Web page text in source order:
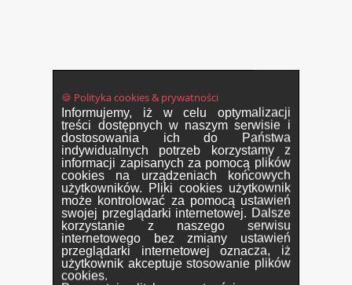
🍪 Polityka cookies & prywatności
Informujemy, iż w celu optymalizacji
treści dostępnych w naszym serwisie i
dostosowania ich do Państwa
indywidualnych potrzeb korzystamy z
informacji zapisanych za pomocą plików
cookies na urządzeniach końcowych
użytkowników. Pliki cookies użytkownik
może kontrolować za pomocą ustawień
swojej przeglądarki internetowej. Dalsze
korzystanie z naszego serwisu
internetowego bez zmiany ustawień
przeglądarki internetowej oznacza, iż
użytkownik akceptuje stosowanie plików
cookies.